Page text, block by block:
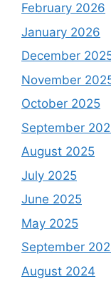
February 2026
January 2026
December
November
October 2025
September
August 2025
July 2025
June 2025
May 2025
September
August 2024